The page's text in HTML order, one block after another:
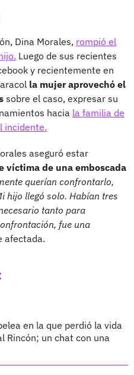
Dina Morales, rompió el
Luego de sus recientes
y recientemente en
la mujer aprovechó el
sobre el caso, expresar su
hacia la familia de
incidente.
aseguró estar
víctima de una emboscada
querían confrontarlo,
hijo llegó solo. Habían tres
tanto para
fue una
afectada.
en la que perdió la vida
Rincón; un chat con una